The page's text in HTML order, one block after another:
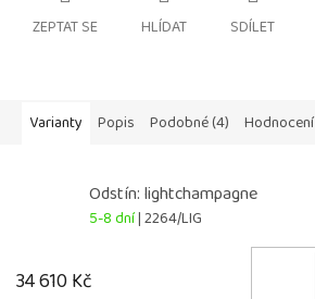
ZEPTAT SE HLÍDAT SDÍLET
Varianty Popis Podobné (4) Hodnocení
Odstín: lightchampagne
5-8 dní| 2264/LIG
34 610 Kč